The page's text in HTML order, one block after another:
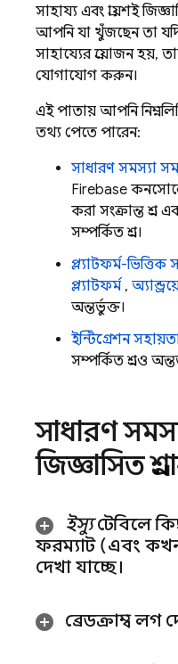
সাহায্য এবং প্রায়শই
আপনি যা খুঁজছেন তা
সাহায্যের প্রয়োজন হয়,
যোগাযোগ করুন।
এই পাতায় আপনি
তথ্য পেতে পারেন:
সাধারণ সমস্যা
Firebase কনসোলে
করা সংক্রান্ত
সম্পর্কিত প্রশ্ন।
প্ল্যাটফর্ম-ভিত্তিক
প্ল্যাটফর্ম ,
অন্তর্ভুক্ত।
ইন্টিগ্রেশন
সম্পর্কিত প্রশ্নও
সাধারণ
জিজ্ঞাসিত
ইস্যুটেবিলে
ফরম্যাট (এবং
দেখা যাচ্ছে।
ব্রেডক্রাম্ব লগ